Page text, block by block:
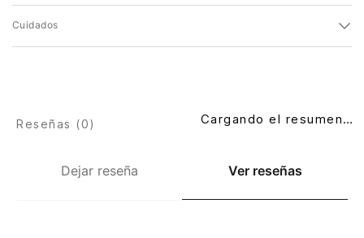
Cuidados
Dejar reseña Ver reseñas
Reseñas (0) Cargando el resumen…